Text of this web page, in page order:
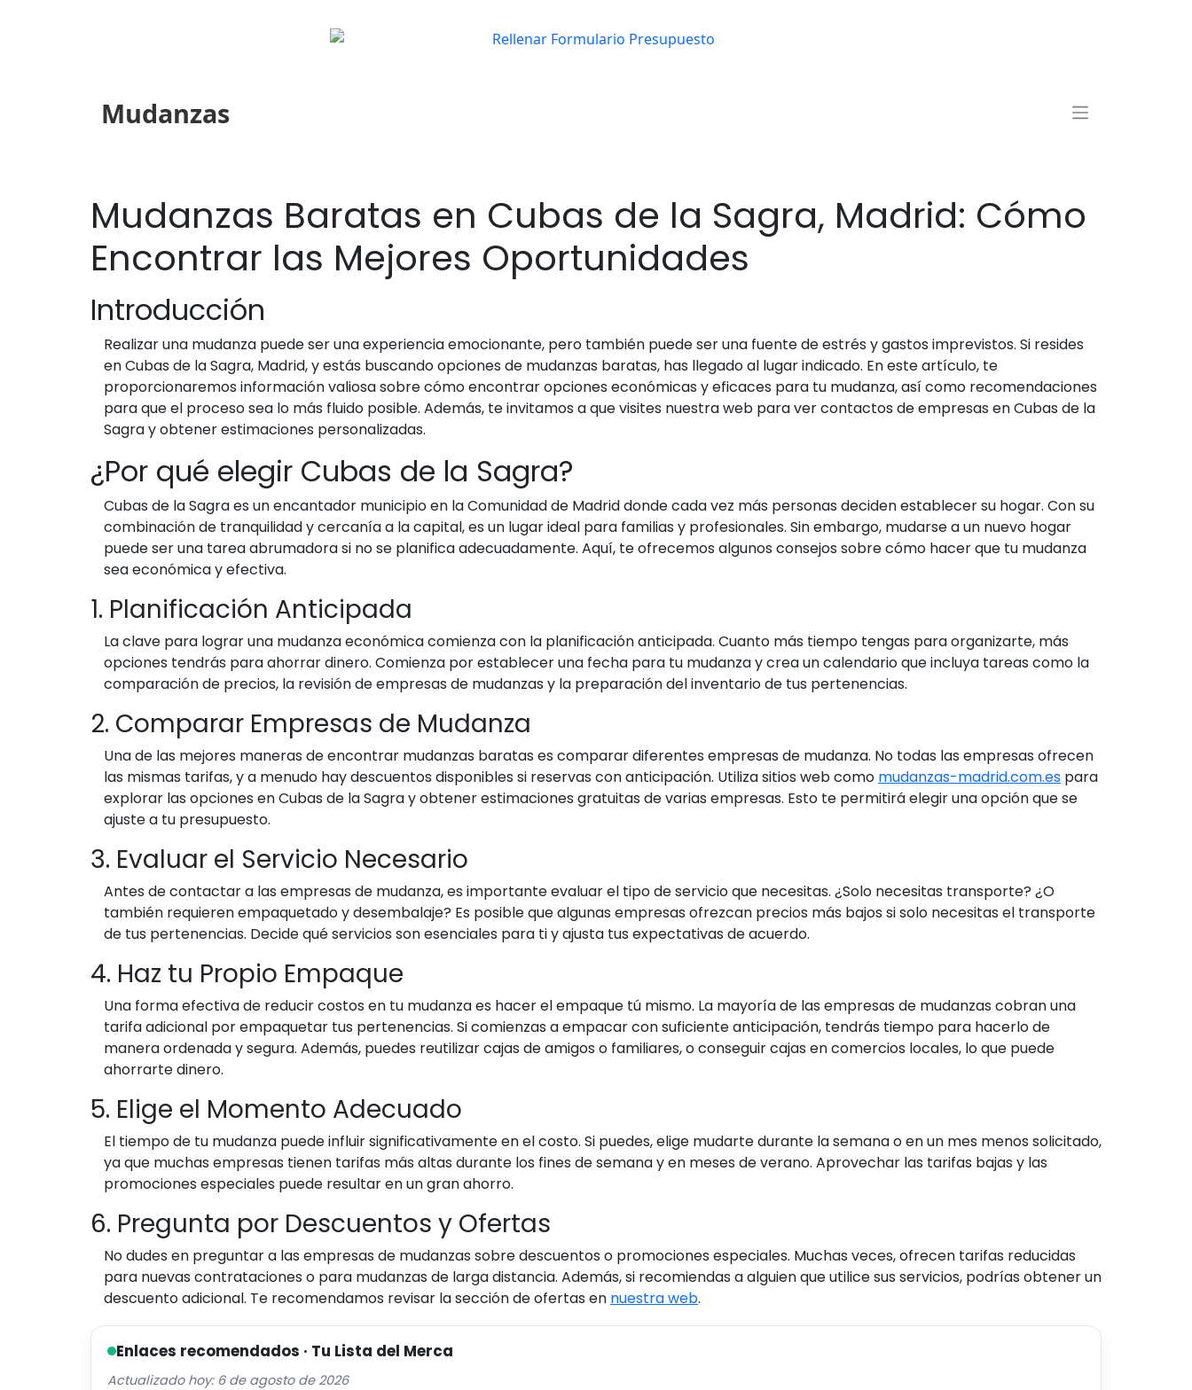
Mudanzas
Mudanzas Baratas en Cubas de la Sagra, Madrid: Cómo
Encontrar las Mejores Oportunidades
Introducción
Realizar una mudanza puede ser una experiencia emocionante, pero también puede ser una fuente de estrés y gastos imprevistos. Si resides
en Cubas de la Sagra, Madrid, y estás buscando opciones de mudanzas baratas, has llegado al lugar indicado. En este artículo, te
proporcionaremos información valiosa sobre cómo encontrar opciones económicas y eficaces para tu mudanza, así como recomendaciones
para que el proceso sea lo más fluido posible. Además, te invitamos a que visites nuestra web para ver contactos de empresas en Cubas de la
Sagra y obtener estimaciones personalizadas.
¿Por qué elegir Cubas de la Sagra?
Cubas de la Sagra es un encantador municipio en la Comunidad de Madrid donde cada vez más personas deciden establecer su hogar. Con su
combinación de tranquilidad y cercanía a la capital, es un lugar ideal para familias y profesionales. Sin embargo, mudarse a un nuevo hogar
puede ser una tarea abrumadora si no se planifica adecuadamente. Aquí, te ofrecemos algunos consejos sobre cómo hacer que tu mudanza
sea económica y efectiva.
1. Planificación Anticipada
La clave para lograr una mudanza económica comienza con la planificación anticipada. Cuanto más tiempo tengas para organizarte, más
opciones tendrás para ahorrar dinero. Comienza por establecer una fecha para tu mudanza y crea un calendario que incluya tareas como la
comparación de precios, la revisión de empresas de mudanzas y la preparación del inventario de tus pertenencias.
2. Comparar Empresas de Mudanza
Una de las mejores maneras de encontrar mudanzas baratas es comparar diferentes empresas de mudanza. No todas las empresas ofrecen
las mismas tarifas, y a menudo hay descuentos disponibles si reservas con anticipación. Utiliza sitios web como mudanzas-madrid.com.es para
explorar las opciones en Cubas de la Sagra y obtener estimaciones gratuitas de varias empresas. Esto te permitirá elegir una opción que se
ajuste a tu presupuesto.
3. Evaluar el Servicio Necesario
Antes de contactar a las empresas de mudanza, es importante evaluar el tipo de servicio que necesitas. ¿Solo necesitas transporte? ¿O
también requieren empaquetado y desembalaje? Es posible que algunas empresas ofrezcan precios más bajos si solo necesitas el transporte
de tus pertenencias. Decide qué servicios son esenciales para ti y ajusta tus expectativas de acuerdo.
4. Haz tu Propio Empaque
Una forma efectiva de reducir costos en tu mudanza es hacer el empaque tú mismo. La mayoría de las empresas de mudanzas cobran una
tarifa adicional por empaquetar tus pertenencias. Si comienzas a empacar con suficiente anticipación, tendrás tiempo para hacerlo de
manera ordenada y segura. Además, puedes reutilizar cajas de amigos o familiares, o conseguir cajas en comercios locales, lo que puede
ahorrarte dinero.
5. Elige el Momento Adecuado
El tiempo de tu mudanza puede influir significativamente en el costo. Si puedes, elige mudarte durante la semana o en un mes menos solicitado,
ya que muchas empresas tienen tarifas más altas durante los fines de semana y en meses de verano. Aprovechar las tarifas bajas y las
promociones especiales puede resultar en un gran ahorro.
6. Pregunta por Descuentos y Ofertas
No dudes en preguntar a las empresas de mudanzas sobre descuentos o promociones especiales. Muchas veces, ofrecen tarifas reducidas
para nuevas contrataciones o para mudanzas de larga distancia. Además, si recomiendas a alguien que utilice sus servicios, podrías obtener un
descuento adicional. Te recomendamos revisar la sección de ofertas en nuestra web.
Enlaces recomendados · Tu Lista del Merca
Actualizado hoy: 6 de agosto de 2026